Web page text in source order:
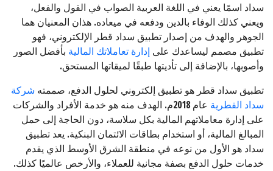
سداد اسمًا يعني في اللغة العربية الصواب في القول والفعل،
ويعني كذلك الوفاء بالدين ودفعه في ميعاده. هذان المعنيان هما
الجوهر والهدف من إصدار تطبيق سداد قطر الإلكتروني، فهو
تطبيق مصمم ليساعدك على إدارة تعاملاتك المالية بأفضل الصور
وأصوبها، بالإضافة إلى تأديتها طبقًا لميقاتها المستحق.
تطبيق سداد قطر هو تطبيق إلكتروني لحلول الدفع، صممته شركة
سداد القطرية
عام 2018م. الهدف منه هو خدمة الأفراد والشركات
على إدارة معاملاتهم المالية بكل سلاسة، دون الحاجة إلى حمل
المبالغ المالية، أو استخدام بطاقات الائتمان البنكية. يعد تطبيق
سداد هو الأول من نوعه في منطقة الشرق الأوسط الذي يقدم
خدمات حلول الدفع بصفة مجانية للعملاء، والأرخص عالميًا كذلك.